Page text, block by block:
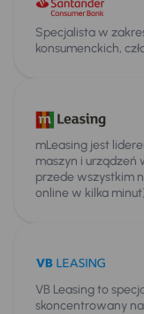
Specjalista w
konsumenckich,
mLeasing jest
maszyn i urządzeń
przede wszystkim
online w kilka
VB Leasing to
skoncentrowany